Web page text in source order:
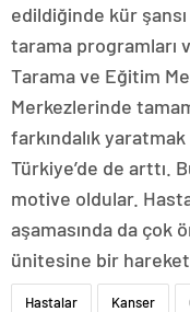
edildiğinde kür
tarama programları
Tarama ve Eğitim
Merkezlerinde
farkındalık yaratmak
Türkiye’de de arttı.
motive oldular.
aşamasında da çok
ünitesine bir
Hastalar Kanser